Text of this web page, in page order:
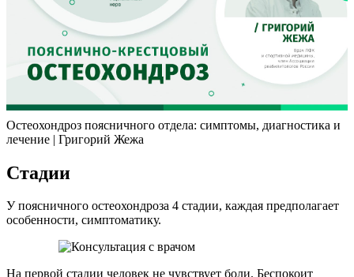
Остеохондроз поясничного отдела: симптомы, диагностика и
лечение | Григорий Жежа
Стадии
У поясничного остеохондроза 4 стадии, каждая предполагает
особенности, симптоматику.
На первой стадии человек не чувствует боли. Беспокоит